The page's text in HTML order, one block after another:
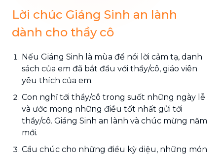
Lời chúc Giáng Sinh an lành
dành cho thầy cô
Nếu Giáng Sinh là mùa để nói lời cảm tạ, danh
sách của em đã bắt đầu với thầy/cô, giáo viên
yêu thích của em.
Con nghĩ tới thầy/cô trong suốt những ngày lễ
và ước mong những điều tốt nhất gửi tới
thầy/cô. Giáng Sinh an lành và chúc mừng năm
mới.
Cầu chúc cho những điều kỳ diệu, những món